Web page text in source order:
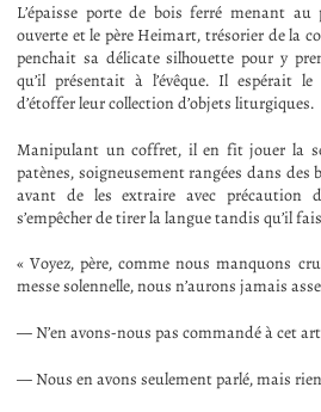
L’épaisse porte de bois ferré menant
ouverte et le père Heimart, trésorier de la
penchait sa délicate silhouette pour y
qu’il présentait à l’évêque. Il espérait
d’étoffer leur collection d’objets liturgiques.
Manipulant un coffret, il en fit jouer la
patènes, soigneusement rangées dans des
avant de les extraire avec
s’empêcher de tirer la langue tandis qu’il
« Voyez, père, comme nous manquons
messe solennelle, nous n’aurons jamais
— N’en avons-nous pas commandé à cet
— Nous en avons seulement parlé, mais